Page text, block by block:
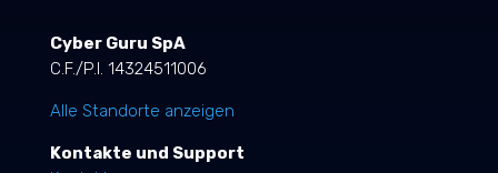
Cyber Guru SpA
C.F./P.I. 14324511006
Alle Standorte anzeigen
Kontakte und Support